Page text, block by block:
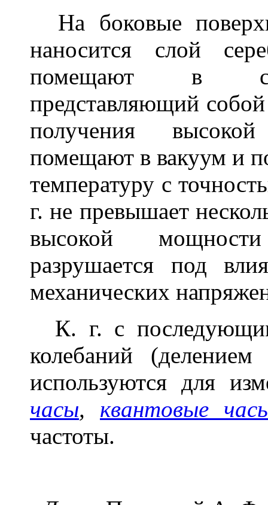
На боковые
наносится слой
помещают в
представляющий
получения
помещают в вакуум и
температуру с
г. не превышает
высокой
разрушается под
механических
К. г. с последующим
колебаний
используются для
часы, квантовые
частоты.